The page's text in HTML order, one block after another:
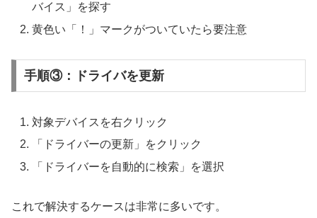
バイス」を探す
黄色い「！」マークがついていたら要注意
手順③：ドライバを更新
対象デバイスを右クリック
「ドライバーの更新」をクリック
「ドライバーを自動的に検索」を選択
これで解決するケースは非常に多いです。